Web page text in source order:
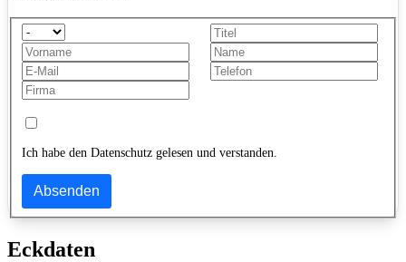
Ich habe den Datenschutz gelesen und verstanden.
Absenden
Eckdaten